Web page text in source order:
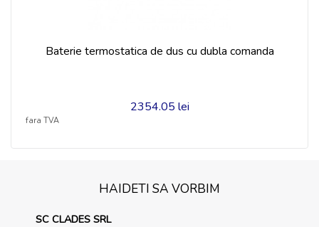
Cadita dus, din inox bacteriostatic
1460.5 lei
fara TVA
HAIDETI SA VORBIM
SC CLADES SRL